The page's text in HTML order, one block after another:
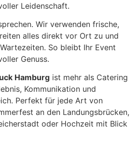
Leidenschaft.
Wir verwenden frische,
alles direkt vor Ort zu und
So bleibt Ihr Event
Genuss.
Hamburg ist mehr als Catering
Kommunikation und
Perfekt für jede Art von
an den Landungsbrücken,
oder Hochzeit mit Blick